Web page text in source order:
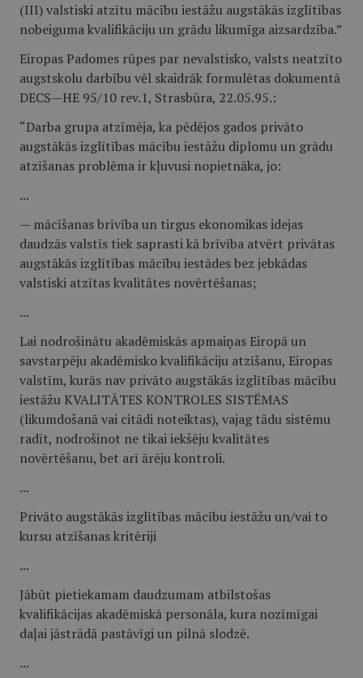
(III) valstiski atzītu mācību iestāžu augstākās izglītības
nobeiguma kvalifikāciju un grādu likumīga aizsardzība.”
Eiropas Padomes rūpes par nevalstisko, valsts neatzīto
augstskolu darbību vēl skaidrāk formulētas dokumentā
DECS—HE 95/10 rev.1, Strasbūra, 22.05.95.:
“Darba grupa atzīmēja, ka pēdējos gados privāto
augstākās izglītības mācību iestāžu diplomu un grādu
atzīšanas problēma ir kļuvusi nopietnāka, jo:
...
— mācīšanas brīvība un tirgus ekonomikas idejas
daudzās valstīs tiek saprasti kā brīvība atvērt privātas
augstākās izglītības mācību iestādes bez jebkādas
valstiski atzītas kvalitātes novērtēšanas;
...
Lai nodrošinātu akadēmiskās apmaiņas Eiropā un
savstarpēju akadēmisko kvalifikāciju atzīšanu, Eiropas
valstīm, kurās nav privāto augstākās izglītības mācību
iestāžu KVALITĀTES KONTROLES SISTĒMAS
(likumdošanā vai citādi noteiktas), vajag tādu sistēmu
radīt, nodrošinot ne tikai iekšēju kvalitātes
novērtēšanu, bet arī ārēju kontroli.
...
Privāto augstākās izglītības mācību iestāžu un/vai to
kursu atzīšanas kritēriji
...
Jābūt pietiekamam daudzumam atbilstošas
kvalifikācijas akadēmiskā personāla, kura nozīmīgai
daļai jāstrādā pastāvīgi un pilnā slodzē.
...